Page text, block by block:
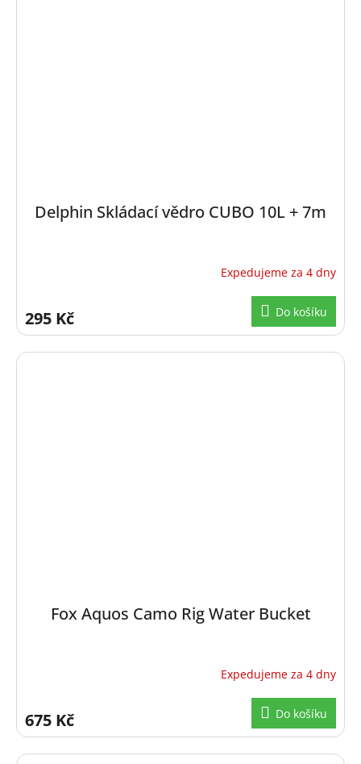
Delphin Skládací vědro CUBO 10L + 7m
Expedujeme za 4 dny
295 Kč Do košíku
Fox Aquos Camo Rig Water Bucket
Expedujeme za 4 dny
675 Kč Do košíku